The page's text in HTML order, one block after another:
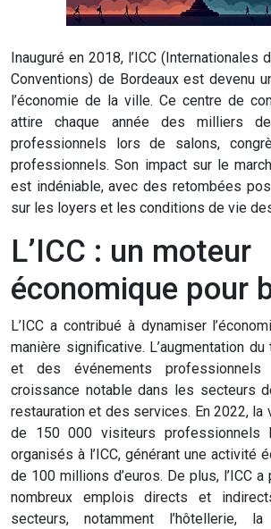
Inauguré en 2018, l’ICC (Internationales
Conventions) de Bordeaux est devenu
l’économie de la ville. Ce centre de
attire chaque année des milliers
professionnels lors de salons,
professionnels. Son impact sur le
est indéniable, avec des retombées
sur les loyers et les conditions de vie
L’ICC : un moteur
économique pour
L’ICC a contribué à dynamiser
manière significative. L’augmentation
et des événements
croissance notable dans les secteurs
restauration et des services. En 2022, la
de 150 000 visiteurs professionnels
organisés à l’ICC, générant une activité
de 100 millions d’euros. De plus, l’ICC
nombreux emplois directs et
secteurs, notamment l’hôtellerie,